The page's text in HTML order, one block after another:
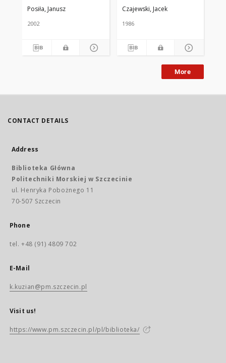
Posiła, Janusz
2002
Czajewski, Jacek
1986
More
CONTACT DETAILS
Address
Biblioteka Główna
Politechniki Morskiej w Szczecinie
ul. Henryka Pobożnego 11
70-507 Szczecin
Phone
tel. +48 (91) 4809 702
E-Mail
k.kuzian@pm.szczecin.pl
Visit us!
https://www.pm.szczecin.pl/pl/biblioteka/